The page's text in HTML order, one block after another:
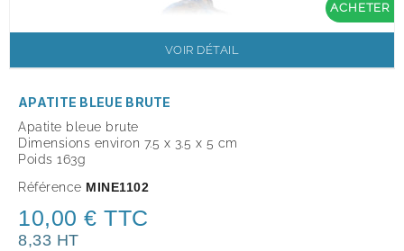
ACHETER
VOIR DÉTAIL
APATITE BLEUE BRUTE
Apatite bleue brute
Dimensions environ 7.5 x 3.5 x 5 cm
Poids 163g
Référence MINE1102
10,00 € TTC
8,33 HT